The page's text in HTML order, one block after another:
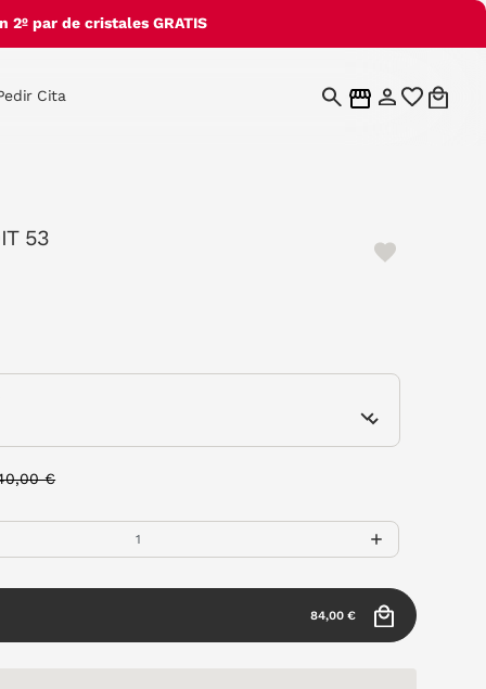
par de cristales GRATIS
Cita
53
€
84,00 €